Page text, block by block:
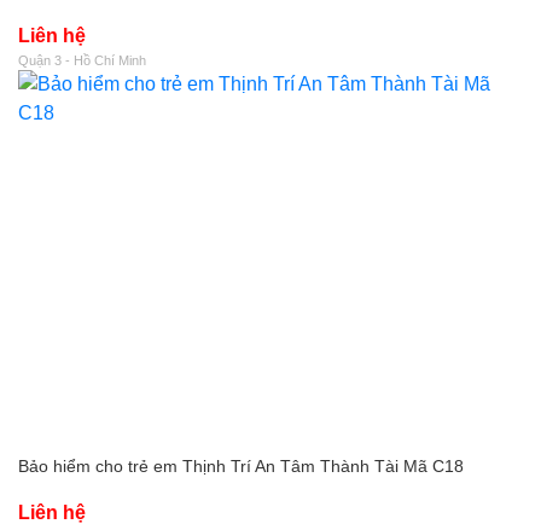
Liên hệ
Quận 3 - Hồ Chí Minh
Bảo hiểm cho trẻ em Thịnh Trí An Tâm Thành Tài Mã C18
Liên hệ